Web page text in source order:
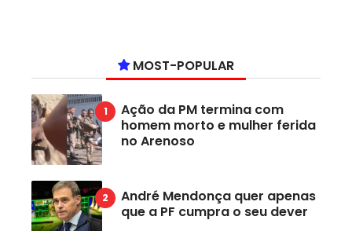
MOST-POPULAR
Ação da PM termina com
homem morto e mulher ferida
no Arenoso
André Mendonça quer apenas
que a PF cumpra o seu dever